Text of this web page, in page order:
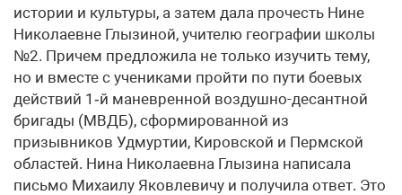
истории и культуры, а затем дала прочесть Нине
Николаевне Глызиной, учителю географии школы
№2. Причем предложила не только изучить тему,
но и вместе с учениками пройти по пути боевых
действий 1‑й маневренной воздушно-десантной
бригады (МВДБ), сформированной из
призывников Удмуртии, Кировской и Пермской
областей. Нина Николаевна Глызина написала
письмо Михаилу Яковлевичу и получила ответ. Это